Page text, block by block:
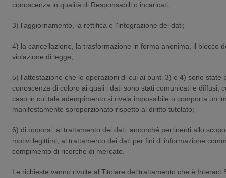
conoscenza in qualità di Responsabili o incaricati;
3) l'aggiornamento, la rettifica e l'integrazione dei dati;
4) la cancellazione, la trasformazione in forma anonima, il blocco
violazione di legge;
5) l'attestazione che le operazioni di cui ai punti 3) e 4) sono state
conoscenza di coloro ai quali i dati sono stati comunicati e diffusi,
caso in cui tale adempimento si rivela impossibile o comporta un
manifestamente sproporzionato rispetto al diritto tutelato;
6) di opporsi: al trattamento dei dati, ancorché pertinenti allo
motivi legittimi; al trattamento dei dati per fini di informazione
compimento di ricerche di mercato.
Le richieste vanno rivolte al Titolare del trattamento che è Interact